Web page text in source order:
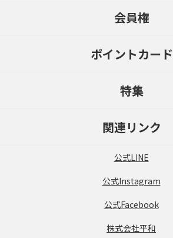
会員権
ポイントカード
特集
関連リンク
公式LINE
公式Instagram
公式Facebook
株式会社平和